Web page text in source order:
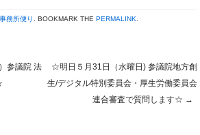
事務所便り . BOOKMARK THE PERMALINK
参議院 法
☆明日５月31日（水曜日) 参議院地方創
生/デジタル特別委員会・厚生労働委員会
連合審査で質問します☆ →